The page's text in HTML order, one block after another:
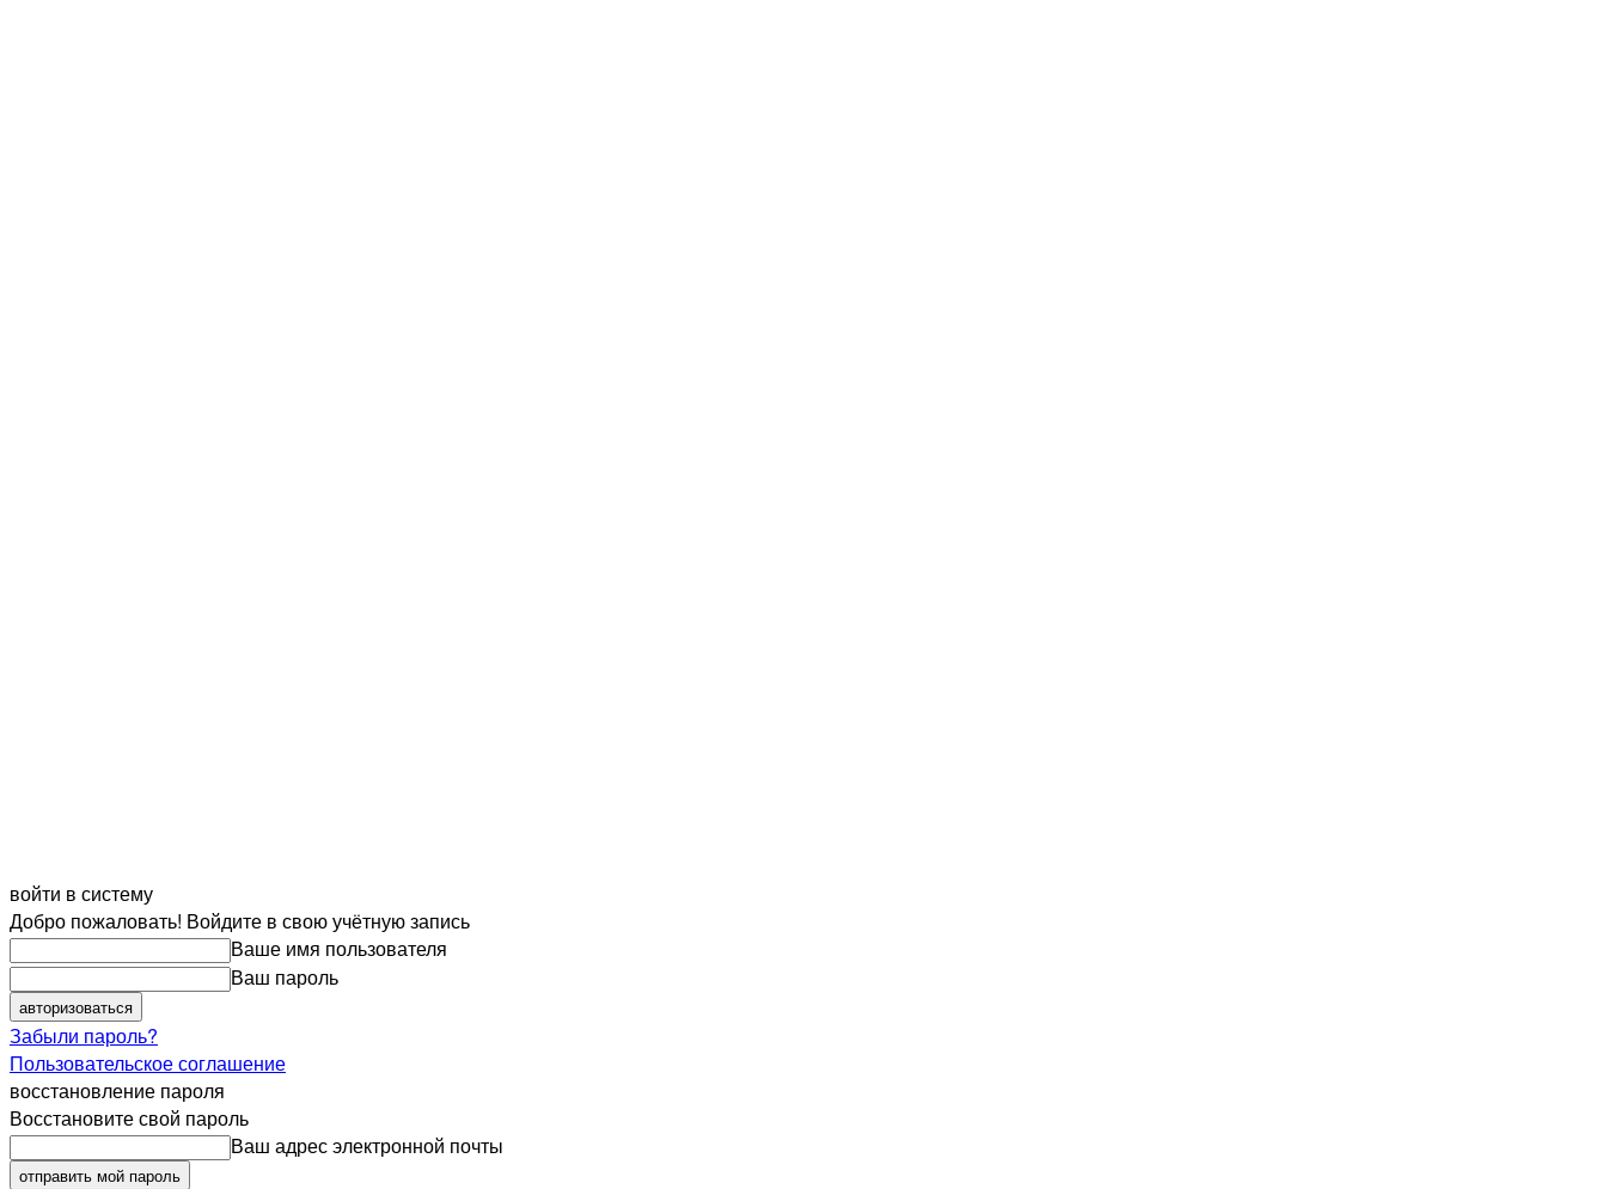
войти в систему
Добро пожаловать! Войдите в свою учётную запись
Ваше имя пользователя
Ваш пароль
Забыли пароль?
Пользовательское соглашение
восстановление пароля
Восстановите свой пароль
Ваш адрес электронной почты